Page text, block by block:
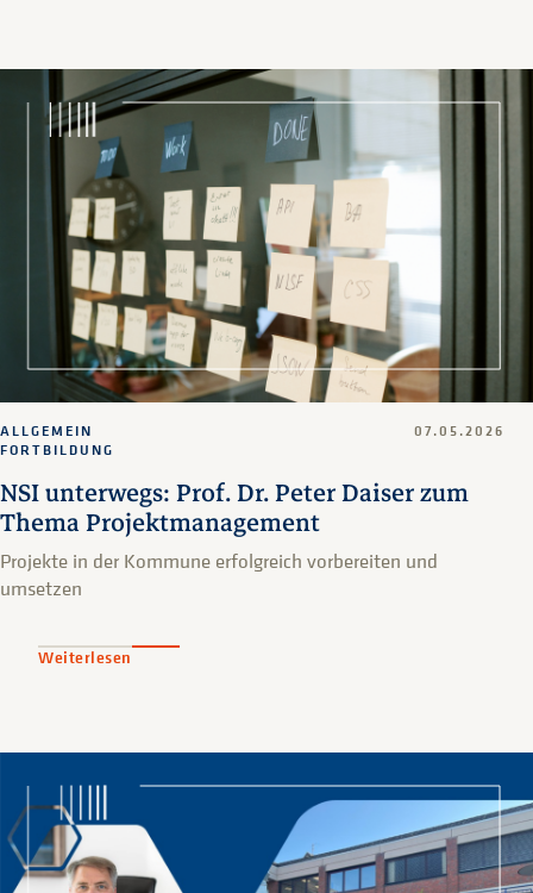
NSI unterwegs: Prof. Dr. Peter Daiser zum
Thema Projektmanagement
ALLGEMEIN
FORTBILDUNG
07.05.2026
Projekte in der Kommune erfolgreich vorbereiten und
umsetzen
Weiterlesen